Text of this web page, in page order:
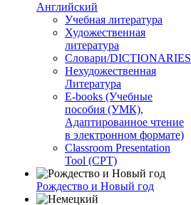
Английский
Учебная литература
Художественная
литература
Словари/DICTIONARIES
Нехудожественная
Литература
E-books (Учебные
пособия (УМК),
Адаптированное чтение
в электронном формате)
Classroom Presentation
Tool (CPT)
Рождество и Новый год